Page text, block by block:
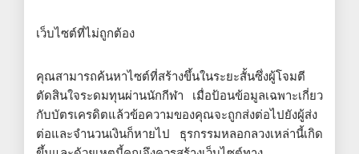
เว็บไซต์ที่ไม่ถูกต้อง
คุณสามารถค้นหาไซต์ที่สร้างขึ้นในระยะสั้นซึ่งผู้โจมตี
ตัดสินใจระดมทุนผ่านนักกีฬา เมื่อป้อนข้อมูลเฉพาะเกี่ยว
กับบัตรเครดิตแล้วข้อความของคุณจะถูกส่งต่อไปยังผู้ส่ง
ต่อและจำนวนเงินก็หายไป ธุรกรรมหลอกลวงเหล่านี้เกิด